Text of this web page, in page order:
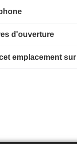
d'ouverture
emplacement